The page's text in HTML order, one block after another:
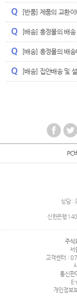
[반품] 제품의 교환
[배송] 흥정몰의 배
[배송] 흥정몰의 배
[배송] 집안배송 및
PC
상담 :
신한은행
주식
서
고객센터 :
통신
개인정보